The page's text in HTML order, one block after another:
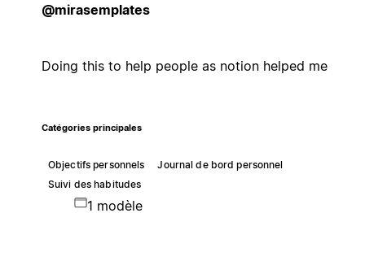
@mirasemplates
Doing this to help people as notion helped me
Catégories principales
Objectifs personnels
Journal de bord personnel
Suivi des habitudes
1 modèle